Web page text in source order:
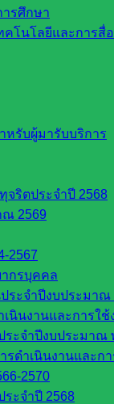
รศึกษา
คโนโลยีและการสื่
หรับผู้มารับบริการ
จริตประจำปี 2568
ณ 2569
2567
กรบุคคล
ะจำปีงบประมาณ
นินงานและการใ
ะจำปีงบประมาณ
ดำเนินงานและก
2570
ะจำปี 2568
กลุ่มกฎ
ย ประจำ
ฎหมายและคดี
ย ประจำ